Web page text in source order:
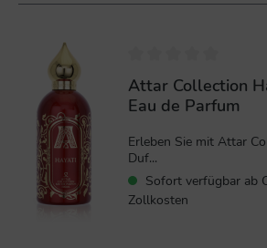
Attar Collection
Eau de Parfum
Erleben Sie mit Attar
Duf...
Sofort verfügbar ab
Zollkosten